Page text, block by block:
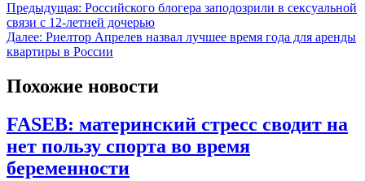
Предыдущая: Российского блогера заподозрили в сексуальной
связи с 12-летней дочерью
Далее: Риелтор Апрелев назвал лучшее время года для аренды
квартиры в России
Похожие новости
FASEB: материнский стресс сводит на
нет пользу спорта во время
беременности